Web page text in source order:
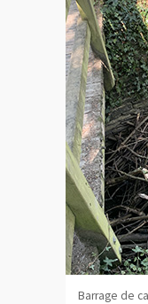
Barrage de